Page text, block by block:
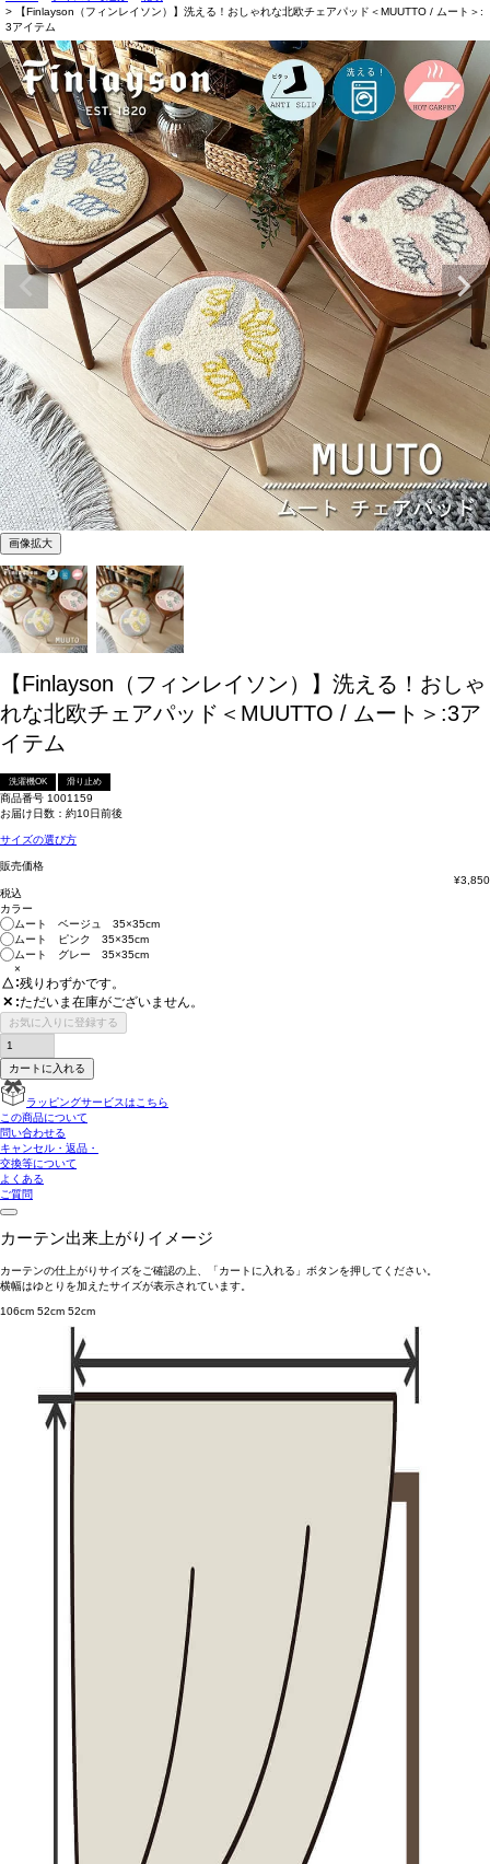
【Finlayson（フィンレイソン）】洗える！おしゃれな北欧チェアパッド＜MUUTTO / ムート＞:
3アイテム
画像拡大
【Finlayson（フィンレイソン）】洗える！おしゃ
れな北欧チェアパッド＜MUUTTO / ムート＞:3ア
イテム
洗濯機OK 滑り止め
商品番号 1001159
お届け日数：約10日前後
サイズの選び方
販売価格
¥3,850
税込
カラー
ムート ベージュ 35×35cm
ムート ピンク 35×35cm
ムート グレー 35×35cm
×
△ 残りわずかです。
✕ ただいま在庫がございません。
お気に入りに登録する
カートに入れる
ラッピングサービスはこちら
この商品について
問い合わせる
キャンセル・返品・
交換等について
よくある
ご質問
カーテン出来上がりイメージ
カーテンの仕上がりサイズをご確認の上、「カートに入れる」ボタンを押してください。
横幅はゆとりを加えたサイズが表示されています。
106cm 52cm 52cm